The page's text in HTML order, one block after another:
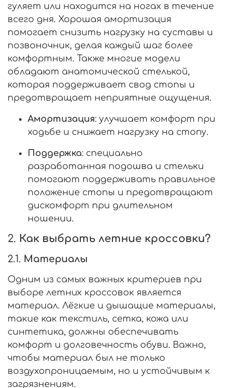
гуляет или находится на ногах в течение
всего дня. Хорошая амортизация
помогает снизить нагрузку на суставы и
позвоночник, делая каждый шаг более
комфортным. Также многие модели
обладают анатомической стелькой,
которая поддерживает свод стопы и
предотвращает неприятные ощущения.
Амортизация: улучшает комфорт при
ходьбе и снижает нагрузку на стопу.
Поддержка: специально
разработанная подошва и стельки
помогают поддерживать правильное
положение стопы и предотвращают
дискомфорт при длительном
ношении.
2. Как выбрать летние кроссовки?
2.1. Материалы
Одним из самых важных критериев при
выборе летних кроссовок является
материал. Лёгкие и дышащие материалы,
такие как текстиль, сетка, кожа или
синтетика, должны обеспечивать
комфорт и долговечность обуви. Важно,
чтобы материал был не только
воздухопроницаемым, но и устойчивым к
загрязнениям.